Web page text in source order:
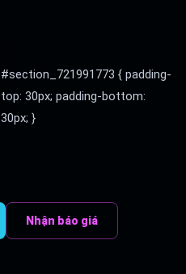
#section_721991773 { padding-
top: 30px; padding-bottom:
30px; }
Nhận báo giá